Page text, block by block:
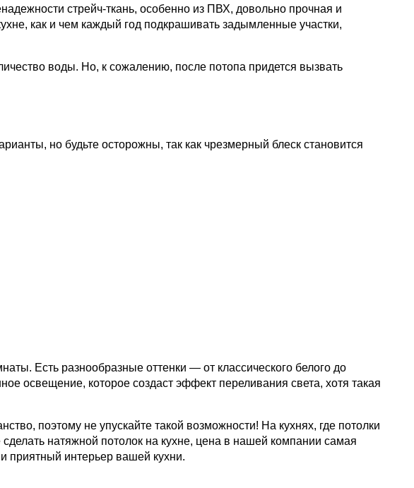
стрейч-ткань, особенно из ПВХ, довольно прочная и
как и чем каждый год подкрашивать задымленные участки,
воды. Но, к сожалению, после потопа придется вызвать
но будьте осторожны, так как чрезмерный блеск становится
Есть разнообразные оттенки — от классического белого до
освещение, которое создаст эффект переливания света, хотя такая
поэтому не упускайте такой возможности! На кухнях, где потолки
натяжной потолок на кухне, цена в нашей компании самая
приятный интерьер вашей кухни.